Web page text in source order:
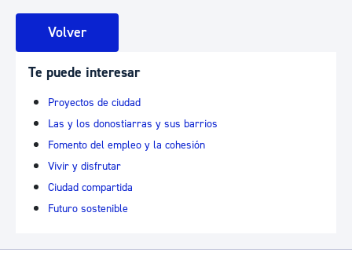
Volver
Te puede interesar
Proyectos de ciudad
Las y los donostiarras y sus barrios
Fomento del empleo y la cohesión
Vivir y disfrutar
Ciudad compartida
Futuro sostenible